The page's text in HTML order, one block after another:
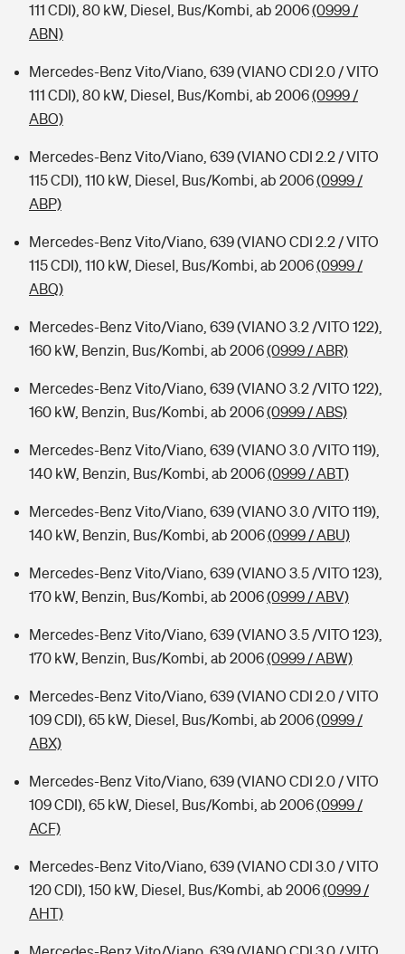
111 CDI), 80 kW, Diesel, Bus/Kombi, ab 2006(0999 /
ABN)
Mercedes-Benz Vito/Viano, 639 (VIANO CDI 2.0 / VITO
111 CDI), 80 kW, Diesel, Bus/Kombi, ab 2006(0999 /
ABO)
Mercedes-Benz Vito/Viano, 639 (VIANO CDI 2.2 / VITO
115 CDI), 110 kW, Diesel, Bus/Kombi, ab 2006(0999 /
ABP)
Mercedes-Benz Vito/Viano, 639 (VIANO CDI 2.2 / VITO
115 CDI), 110 kW, Diesel, Bus/Kombi, ab 2006(0999 /
ABQ)
Mercedes-Benz Vito/Viano, 639 (VIANO 3.2 /VITO 122),
160 kW, Benzin, Bus/Kombi, ab 2006(0999 / ABR)
Mercedes-Benz Vito/Viano, 639 (VIANO 3.2 /VITO 122),
160 kW, Benzin, Bus/Kombi, ab 2006(0999 / ABS)
Mercedes-Benz Vito/Viano, 639 (VIANO 3.0 /VITO 119),
140 kW, Benzin, Bus/Kombi, ab 2006(0999 / ABT)
Mercedes-Benz Vito/Viano, 639 (VIANO 3.0 /VITO 119),
140 kW, Benzin, Bus/Kombi, ab 2006(0999 / ABU)
Mercedes-Benz Vito/Viano, 639 (VIANO 3.5 /VITO 123),
170 kW, Benzin, Bus/Kombi, ab 2006(0999 / ABV)
Mercedes-Benz Vito/Viano, 639 (VIANO 3.5 /VITO 123),
170 kW, Benzin, Bus/Kombi, ab 2006(0999 / ABW)
Mercedes-Benz Vito/Viano, 639 (VIANO CDI 2.0 / VITO
109 CDI), 65 kW, Diesel, Bus/Kombi, ab 2006(0999 /
ABX)
Mercedes-Benz Vito/Viano, 639 (VIANO CDI 2.0 / VITO
109 CDI), 65 kW, Diesel, Bus/Kombi, ab 2006(0999 /
ACF)
Mercedes-Benz Vito/Viano, 639 (VIANO CDI 3.0 / VITO
120 CDI), 150 kW, Diesel, Bus/Kombi, ab 2006(0999 /
AHT)